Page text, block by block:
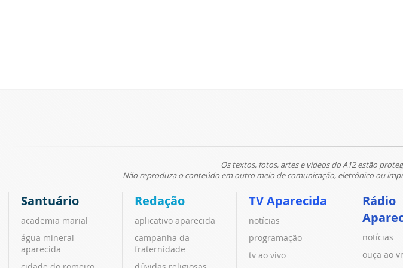
Os textos, fotos, artes e vídeos do A12 estão
Não reproduza o conteúdo em outro meio de comunicação, eletrônico ou
Santuário
academia marial
água mineral
aparecida
Redação
aplicativo aparecida
campanha da
fraternidade
TV Aparecida
notícias
programação
tv ao vivo
Rádio
notícias
ouça ao